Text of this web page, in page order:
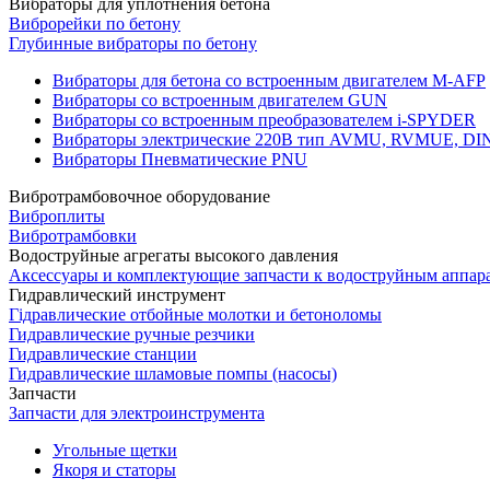
Вибраторы для уплотнения бетона
Виброрейки по бетону
Глубинные вибраторы по бетону
Вибраторы для бетона со встроенным двигателем M-AFP
Вибраторы со встроенным двигателем GUN
Вибраторы со встроенным преобразователем i-SPYDER
Вибраторы электрические 220B тип AVMU, RVMUE,
Вибраторы Пневматические PNU
Вибротрамбовочное оборудование
Виброплиты
Вибротрамбовки
Водоструйные агрегаты высокого давления
Аксессуары и комплектующие запчасти к водоструйным
Гидравлический инструмент
Гідравлические отбойные молотки и бетоноломы
Гидравлические ручные резчики
Гидравлические станции
Гидравлические шламовые помпы (насосы)
Запчасти
Запчасти для электроинструмента
Угольные щетки
Якоря и статоры